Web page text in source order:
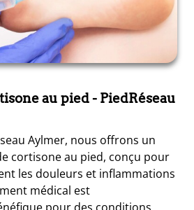
au pied- PiedRéseau
Aylmer, nous offrons un
cortisone au pied, conçu pour
les douleurs et inflammations
médical est